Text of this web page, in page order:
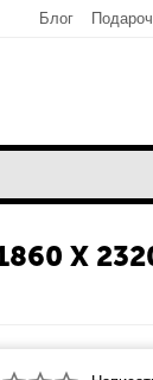
Блог
X